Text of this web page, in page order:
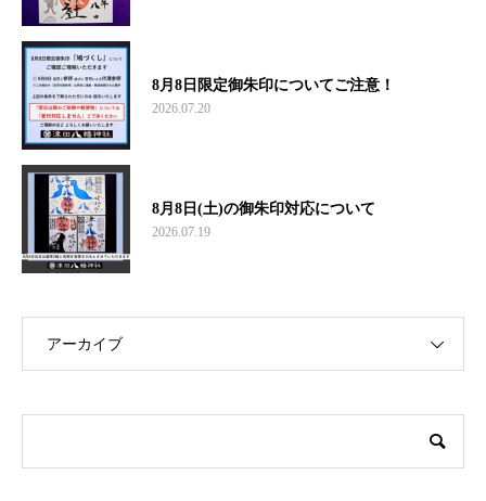
8月8日限定御朱印についてご注意！
2026.07.20
8月8日(土)の御朱印対応について
2026.07.19
アーカイブ